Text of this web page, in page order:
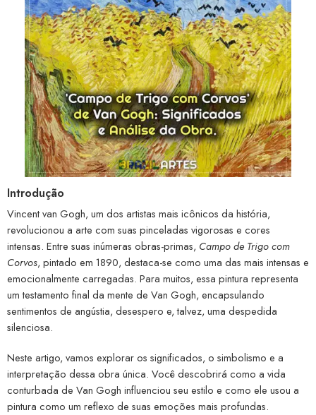
Introdução
Vincent van Gogh, um dos artistas mais icônicos da história,
revolucionou a arte com suas pinceladas vigorosas e cores
intensas. Entre suas inúmeras obras-primas, Campo de Trigo com
Corvos, pintado em 1890, destaca-se como uma das mais intensas e
emocionalmente carregadas. Para muitos, essa pintura representa
um testamento final da mente de Van Gogh, encapsulando
sentimentos de angústia, desespero e, talvez, uma despedida
silenciosa.
Neste artigo, vamos explorar os significados, o simbolismo e a
interpretação dessa obra única. Você descobrirá como a vida
conturbada de Van Gogh influenciou seu estilo e como ele usou a
pintura como um reflexo de suas emoções mais profundas.